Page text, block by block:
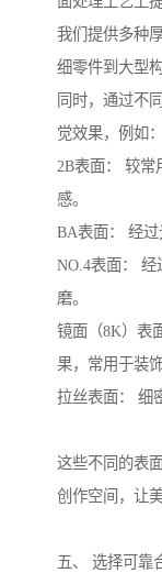
我们提供多种
细零件到大型
同时，通过不
觉效果，例如：
2B表面： 较常
感。
BA表面： 经过
NO.4表面：
磨。
镜面（8K）表
果，常用于装
拉丝表面： 细
这些不同的表
创作空间，让
五、 选择可靠